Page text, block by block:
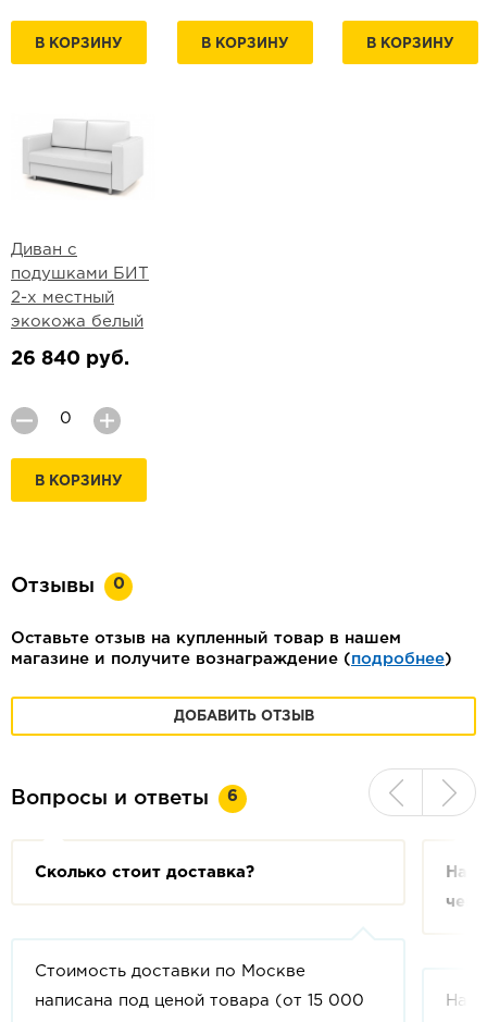
В КОРЗИНУ В КОРЗИНУ В КОРЗИНУ
Диван с
подушками БИТ
2-х местный
экокожа белый
26 840 руб.
В КОРЗИНУ
Отзывы 0
Оставьте отзыв на купленный товар в нашем
магазине и получите вознаграждение (подробнее)
ДОБАВИТЬ ОТЗЫВ
Вопросы и ответы 6
Сколько стоит доставка?
Стоимость доставки по Москве
написана под ценой товара (от 15 000
На
чем
На